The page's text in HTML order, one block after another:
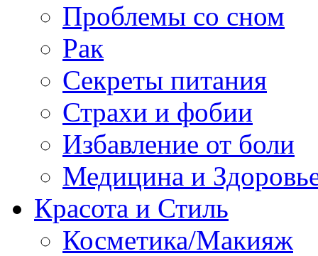
Проблемы со сном
Рак
Секреты питания
Страхи и фобии
Избавление от боли
Медицина и
Красота и Стиль
Косметика/Макияж